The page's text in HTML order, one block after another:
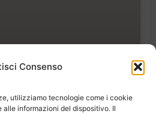
Consenso
utilizziamo tecnologie come i cookie
informazioni del dispositivo. Il